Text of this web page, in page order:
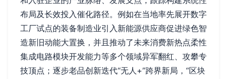
布局及长效投入催化路径。例如在当地率先展开数字
工厂试点的装备制造业引入新能源供应商促进绿色智
造新旧动能大置换，并且推动了未来消费新热点柔性
集成电路模块开发能力等多个领域异军翻红、攻攀专
技顶点；逐步老品创新迭代“无人+”跨界新局，“区块